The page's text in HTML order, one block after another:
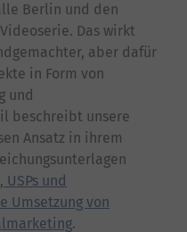
Berlin und den
Das wirkt
aber dafür
in Form von
und
beschreibt unsere
Ansatz in ihrem
und
Umsetzung von
.